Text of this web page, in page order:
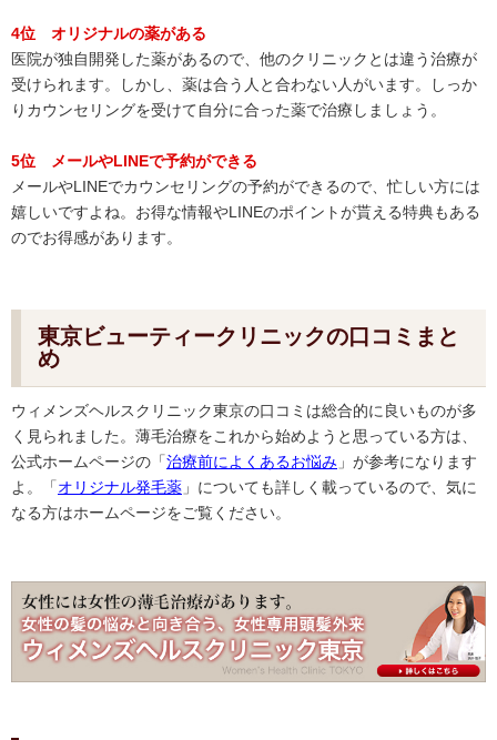
4位 オリジナルの薬がある
医院が独自開発した薬があるので、他のクリニックとは違う治療が
受けられます。しかし、薬は合う人と合わない人がいます。しっか
りカウンセリングを受けて自分に合った薬で治療しましょう。
5位 メールやLINEで予約ができる
メールやLINEでカウンセリングの予約ができるので、忙しい方には
嬉しいですよね。お得な情報やLINEのポイントが貰える特典もある
のでお得感があります。
東京ビューティークリニックの口コミまと
め
ウィメンズヘルスクリニック東京の口コミは総合的に良いものが多
く見られました。薄毛治療をこれから始めようと思っている方は、
公式ホームページの「治療前によくあるお悩み 」が参考になります
よ。「オリジナル発毛薬 」についても詳しく載っているので、気に
なる方はホームページをご覧ください。